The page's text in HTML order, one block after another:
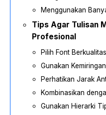
Menggunakan
Tips Agar Tulisan
Profesional
Pilih Font Berkualitas
Gunakan
Perhatikan Jarak
Kombinasikan
Gunakan Hierarki